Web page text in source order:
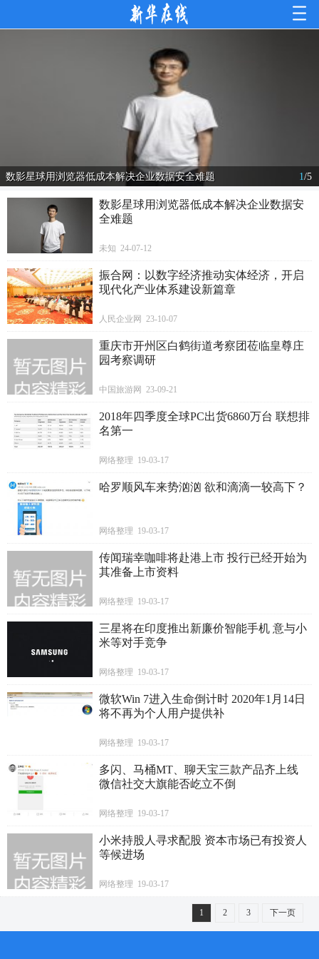
数影星球用浏览器低成本解决企业数据安全难题 1/5
数影星球用浏览器低成本解决企业数据安
全难题
未知 24-07-12
振合网：以数字经济推动实体经济，开启
现代化产业体系建设新篇章
人民企业网 23-10-07
重庆市开州区白鹤街道考察团莅临皇尊庄
园考察调研
中国旅游网 23-09-21
2018年四季度全球PC出货6860万台 联想排
名第一
网络整理 19-03-17
哈罗顺风车来势汹汹 欲和滴滴一较高下？
网络整理 19-03-17
传闻瑞幸咖啡将赴港上市 投行已经开始为
其准备上市资料
网络整理 19-03-17
三星将在印度推出新廉价智能手机 意与小
米等对手竞争
网络整理 19-03-17
微软Win 7进入生命倒计时 2020年1月14日
将不再为个人用户提供补
网络整理 19-03-17
多闪、马桶MT、聊天宝三款产品齐上线
微信社交大旗能否屹立不倒
网络整理 19-03-17
小米持股人寻求配股 资本市场已有投资人
等候进场
网络整理 19-03-17
1 2 3 下一页